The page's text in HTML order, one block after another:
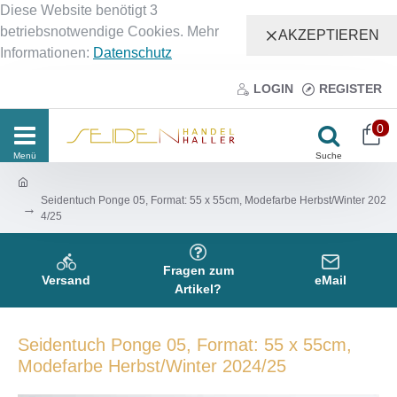
Diese Website benötigt 3
betriebsnotwendige Cookies. Mehr
Informationen: Datenschutz
AKZEPTIEREN
LOGIN REGISTER
0
Seidentuch Ponge 05, Format: 55 x 55cm, Modefarbe Herbst/Winter 202
4/25
Versand
Fragen zum
Artikel?
eMail
Seidentuch Ponge 05, Format: 55 x 55cm,
Modefarbe Herbst/Winter 2024/25